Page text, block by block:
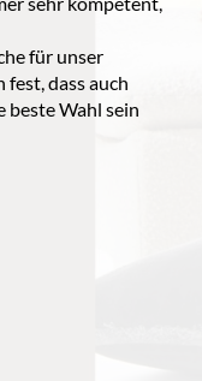
für unser
fest, dass auch
beste Wahl sein